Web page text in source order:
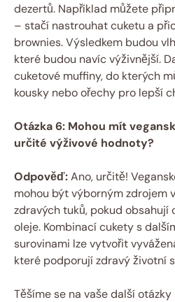
dezertů. Například můžete
– stačí nastrouhat cuketu a
brownies. Výsledkem budou
které budou navíc výživnější.
cuketové muffiny, do kterých
kousky nebo ořechy pro lepší
Otázka 6: Mohou mít
určité výživové hodnoty?
Odpověď:Ano, určitě!
mohou být výborným zdrojem
zdravých tuků, pokud obsahují
oleje. Kombinací cukety s
surovinami lze vytvořit
které podporují zdravý životní
Těšíme se na vaše další